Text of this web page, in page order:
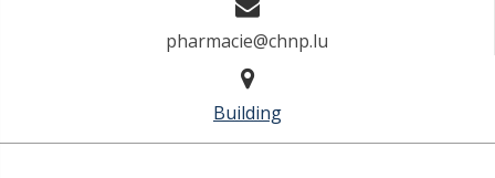
pharmacie@chnp.lu
Building